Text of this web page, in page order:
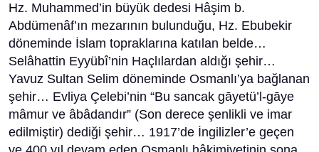
Hz. Muhammed’in büyük dedesi Hâşim b.
Abdümenâf’ın mezarının bulunduğu, Hz. Ebubekir
döneminde İslam topraklarına katılan belde…
Selâhattin Eyyübî’nin Haçlılardan aldığı şehir…
Yavuz Sultan Selim döneminde Osmanlı’ya bağlanan
şehir… Evliya Çelebi’nin “Bu sancak gāyetü’l-gāye
mâmur ve âbâdandır” (Son derece şenlikli ve imar
edilmiştir) dediği şehir… 1917’de İngilizler’e geçen